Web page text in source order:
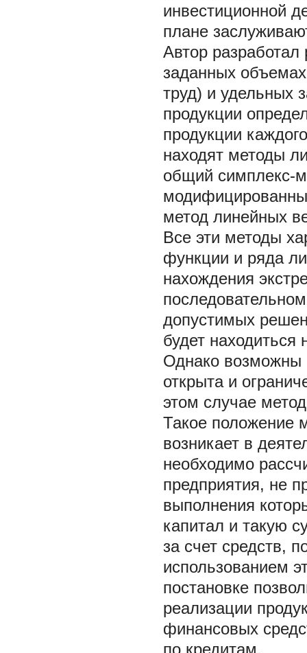
инвестиционной
плане
Автор
заданных
труд) и удельных
продукции
продукции
находят методы
общий симплекс-
метод линейных
Все эти методы
функции и ряда
нахождения
допустимых
будет
Однако возможны
открыта и
этом случае
Такое положение
возникает в
необходимо
предприятия, не
выполнения
капитал и такую
за счет средств,
использованием
постановке
реализации
финансовых
по кредитам.